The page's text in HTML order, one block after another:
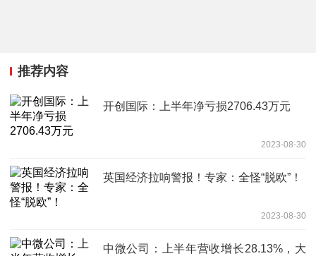
推荐内容
开创国际：上半年净亏损2706.43万元
2023-08-30
英国经济拉响警报！专家：全怪“脱欧”！
2023-08-30
中微公司：上半年营收增长28.13%，大